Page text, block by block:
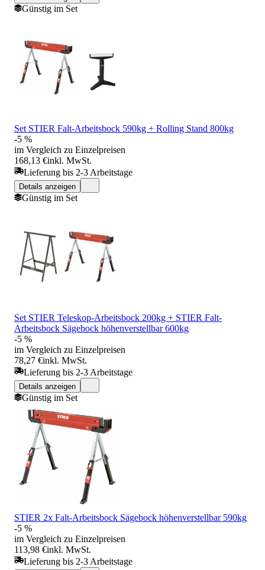
Günstig im Set
Set STIER Falt-Arbeitsbock 590kg + Rolling Stand 800kg
-5 %
im Vergleich zu Einzelpreisen
168,13 €inkl. MwSt.
Lieferung bis 2-3 Arbeitstage
Details anzeigen
Günstig im Set
Set STIER Teleskop-Arbeitsbock 200kg + STIER Falt-
Arbeitsbock Sägebock höhenverstellbar 600kg
-5 %
im Vergleich zu Einzelpreisen
78,27 €inkl. MwSt.
Lieferung bis 2-3 Arbeitstage
Details anzeigen
Günstig im Set
STIER 2x Falt-Arbeitsbock Sägebock höhenverstellbar 590kg
-5 %
im Vergleich zu Einzelpreisen
113,98 €inkl. MwSt.
Lieferung bis 2-3 Arbeitstage